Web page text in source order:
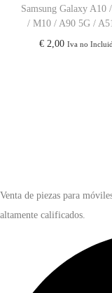
Samsung Galaxy A10
/ M10 / A90 5G /
€2,00 Iva no
Venta de piezas para
altamente calificados.